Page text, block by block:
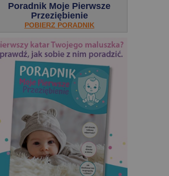
Poradnik Moje Pierwsze
Przeziębienie
POBIERZ PORADNIK